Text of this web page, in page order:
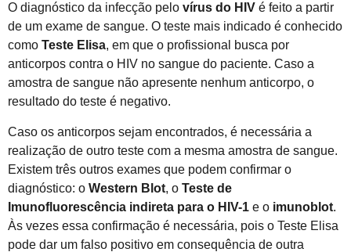
O diagnóstico da infecção pelo vírus do HIV é feito a partir
de um exame de sangue. O teste mais indicado é conhecido
como Teste Elisa, em que o profissional busca por
anticorpos contra o HIV no sangue do paciente. Caso a
amostra de sangue não apresente nenhum anticorpo, o
resultado do teste é negativo.
Caso os anticorpos sejam encontrados, é necessária a
realização de outro teste com a mesma amostra de sangue.
Existem três outros exames que podem confirmar o
diagnóstico: o Western Blot, o Teste de
Imunofluorescência indireta para o HIV-1 e o imunoblot.
Às vezes essa confirmação é necessária, pois o Teste Elisa
pode dar um falso positivo em consequência de outra